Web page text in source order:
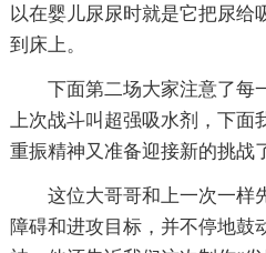
以在婴儿尿尿时就是它把尿给
到床上。
下面第二场大家注意了每
上次战斗叫超强吸水剂，下
重振精神又准备迎接新的挑战
这位大哥哥和上一次一样
障碍和进攻目标，并不停地鼓